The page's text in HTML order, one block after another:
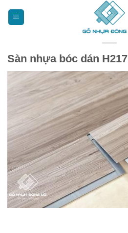
Sàn nhựa bóc dán H217